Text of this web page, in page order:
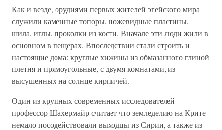
Как и везде, орудиями первых жителей эгейского мира
служили каменные топоры, ножевидные пластины,
шила, иглы, проколки из кости. Вначале эти люди жили в
основном в пещерах. Впоследствии стали строить и
настоящие дома: круглые хижины из обмазанного глиной
плетня и прямоугольные, с двумя комнатами, из
высушенных на солнце кирпичей.
Один из крупных современных исследователей
профессор Шахермайр считает что земледелию на Крите
немало посодействовали выходцы из Сирии, а также из